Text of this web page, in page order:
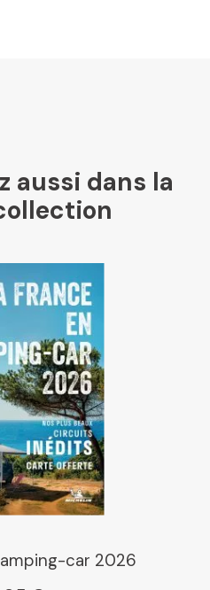
Mollat
Chapitre
Dialogue
Librairie La Procure
aussi dans la
car 2026